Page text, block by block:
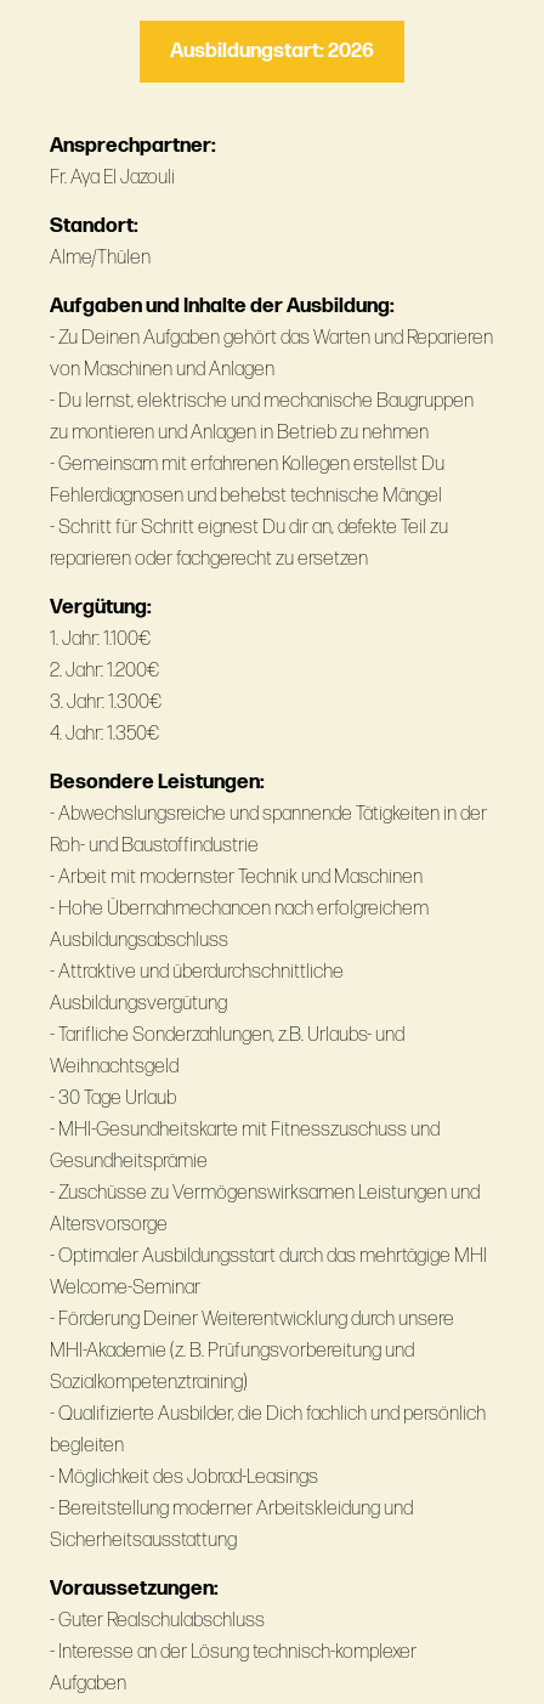
Ausbildungstart: 2026
Ansprechpartner:
Fr. Aya El Jazouli
Standort:
Alme/Thülen
Aufgaben und Inhalte der Ausbildung:
- Zu Deinen Aufgaben gehört das Warten und Reparieren
von Maschinen und Anlagen
- Du lernst, elektrische und mechanische Baugruppen
zu montieren und Anlagen in Betrieb zu nehmen
- Gemeinsam mit erfahrenen Kollegen erstellst Du
Fehlerdiagnosen und behebst technische Mängel
- Schritt für Schritt eignest Du dir an, defekte Teil zu
reparieren oder fachgerecht zu ersetzen
Vergütung:
1. Jahr: 1.100€
2. Jahr: 1.200€
3. Jahr: 1.300€
4. Jahr: 1.350€
Besondere Leistungen:
- Abwechslungsreiche und spannende Tätigkeiten in der
Roh- und Baustoffindustrie
- Arbeit mit modernster Technik und Maschinen
- Hohe Übernahmechancen nach erfolgreichem
Ausbildungsabschluss
- Attraktive und überdurchschnittliche
Ausbildungsvergütung
- Tarifliche Sonderzahlungen, z.B. Urlaubs- und
Weihnachtsgeld
- 30 Tage Urlaub
- MHI-Gesundheitskarte mit Fitnesszuschuss und
Gesundheitsprämie
- Zuschüsse zu Vermögenswirksamen Leistungen und
Altersvorsorge
- Optimaler Ausbildungsstart durch das mehrtägige MHI
Welcome-Seminar
- Förderung Deiner Weiterentwicklung durch unsere
MHI-Akademie (z. B. Prüfungsvorbereitung und
Sozialkompetenztraining)
- Qualifizierte Ausbilder, die Dich fachlich und persönlich
begleiten
- Möglichkeit des Jobrad-Leasings
- Bereitstellung moderner Arbeitskleidung und
Sicherheitsausstattung
Voraussetzungen:
- Guter Realschulabschluss
- Interesse an der Lösung technisch-komplexer
Aufgaben